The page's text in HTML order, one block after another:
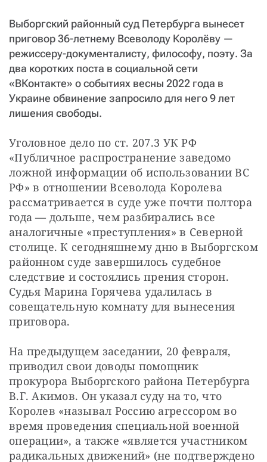
Выборгский районный суд Петербурга вынесет
приговор 36-летнему Всеволоду Королёву —
режиссеру-документалисту, философу, поэту. За
два коротких поста в социальной сети
«ВКонтакте» о событиях весны 2022 года в
Украине обвинение запросило для него 9 лет
лишения свободы.
Уголовное дело по ст. 207.3 УК РФ
«Публичное распространение заведомо
ложной информации об использовании ВС
РФ» в отношении Всеволода Королева
рассматривается в суде уже почти полтора
года — дольше, чем разбирались все
аналогичные «преступления» в Северной
столице. К сегодняшнему дню в Выборгском
районном суде завершилось судебное
следствие и состоялись прения сторон.
Судья Марина Горячева удалилась в
совещательную комнату для вынесения
приговора.
На предыдущем заседании, 20 февраля,
приводил свои доводы помощник
прокурора Выборгского района Петербурга
В.Г. Акимов. Он указал суду на то, что
Королев «называл Россию агрессором во
время проведения специальной военной
операции», а также «является участником
радикальных движений» (не подтверждено